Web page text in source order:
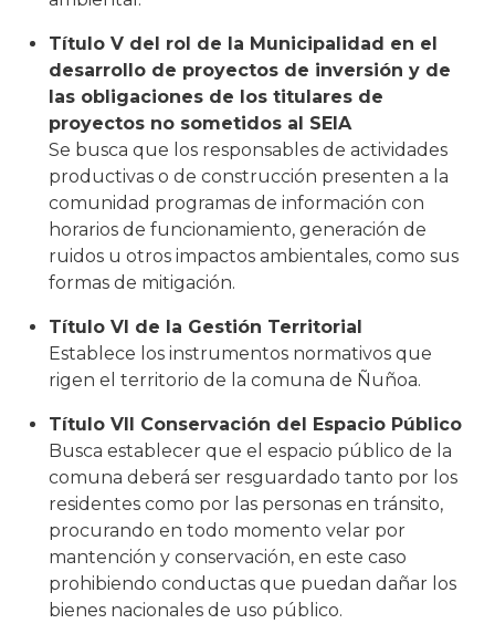
Título V del rol de la Municipalidad en el
desarrollo de proyectos de inversión y de
las obligaciones de los titulares de
proyectos no sometidos al SEIA
Se busca que los responsables de actividades
productivas o de construcción presenten a la
comunidad programas de información con
horarios de funcionamiento, generación de
ruidos u otros impactos ambientales, como sus
formas de mitigación.
Título VI de la Gestión Territorial
Establece los instrumentos normativos que
rigen el territorio de la comuna de Ñuñoa.
Título VII Conservación del Espacio Público
Busca establecer que el espacio público de la
comuna deberá ser resguardado tanto por los
residentes como por las personas en tránsito,
procurando en todo momento velar por
mantención y conservación, en este caso
prohibiendo conductas que puedan dañar los
bienes nacionales de uso público.